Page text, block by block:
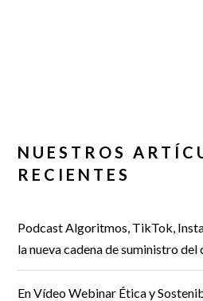
NUESTROS
RECIENTES
Podcast Algoritmos, TikTok,
la nueva cadena de suministro
En Vídeo Webinar Ética y